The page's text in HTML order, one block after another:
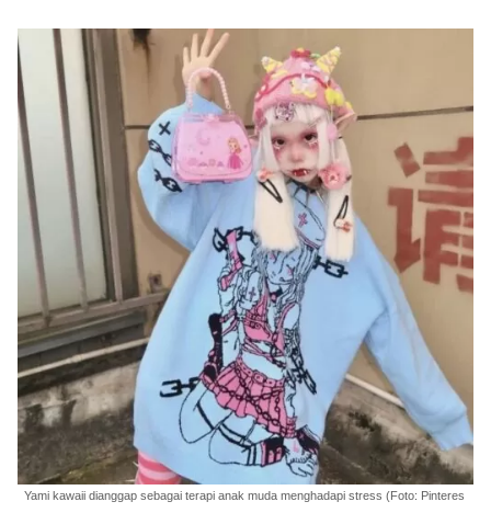
Yami kawaii dianggap sebagai terapi anak muda menghadapi stress (Foto: Pinteres